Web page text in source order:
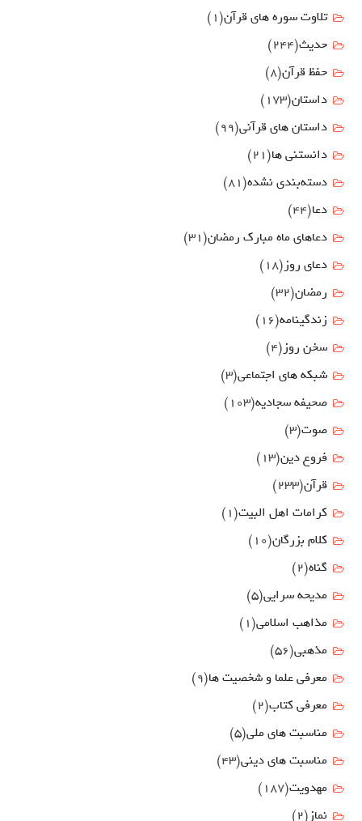
تلاوت سوره های قرآن(1)
حدیث(244)
حفظ قرآن(8)
داستان(173)
داستان های قرآنی(99)
دانستنی ها(21)
دسته‌بندی نشده(81)
دعا(44)
دعاهای ماه مبارک رمضان(31)
دعای روز (18)
رمضان(32)
زندگینامه(16)
سخن روز (4)
شبکه های اجتماعی(3)
صحیفه سجادیه(103)
صوت(3)
فروع دين(13)
قرآن(233)
كرامات اهل البيت(1)
کلام بزرگان(10)
گناه(2)
مدیحه سرایی(5)
مذاهب اسلامی(1)
مذهبی(56)
معرفی علما و شخصیت ها(9)
معرفی کتاب(2)
مناسبت هاي ملي(5)
مناسبت های دینی(43)
مهدويت(187)
نماز (2)